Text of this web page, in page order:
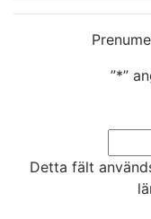
”*”
Detta fält